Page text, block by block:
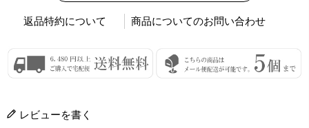
返品特約について 商品についてのお問い合わせ
レビューを書く